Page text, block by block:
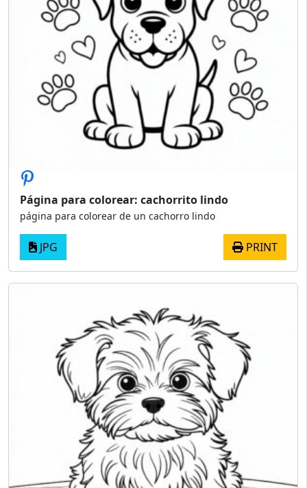
Página para colorear: cachorrito lindo
página para colorear de un cachorro lindo
JPG PRINT